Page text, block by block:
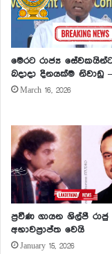
මෙරට රාජ්‍ය
බදාදා දිනයක්ම නිවාඩු
March 16, 2026
ප්‍රවීණ ගායන ශිල්පී
අභාවප්‍රාප්ත වෙයි
January 15, 2026